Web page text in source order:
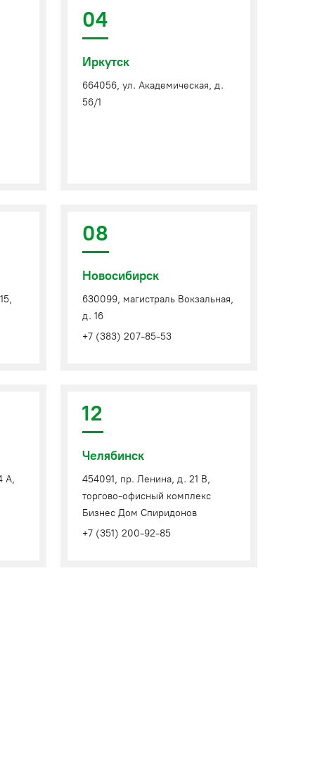
04
Иркутск
664056, ул. Академическая, д.
56/1
08
Новосибирск
630099, магистраль Вокзальная,
д. 16
+7 (383) 207-85-53
А,
12
Челябинск
454091, пр. Ленина, д. 21 В,
торгово-офисный комплекс
Бизнес Дом Спиридонов
+7 (351) 200-92-85